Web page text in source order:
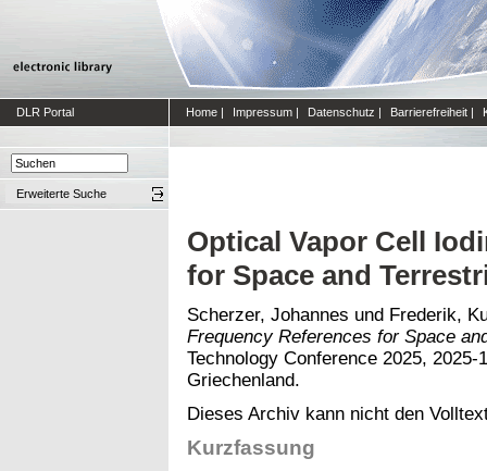
DLR Portal Home | Impressum | Datenschutz | Barrierefreiheit |
Erweiterte Suche
Optical Vapor Cell
for Space and
Scherzer, Johannes und Frederik,
Frequency References for Space
Technology Conference 2025,
Griechenland.
Dieses Archiv kann nicht den
Kurzfassung